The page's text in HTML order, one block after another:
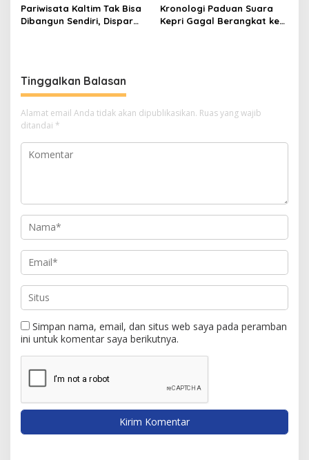
Pariwisata Kaltim Tak Bisa
Dibangun Sendiri, Dispar
Kronologi Paduan Suara
Kepri Gagal Berangkat ke
Tinggalkan Balasan
Alamat email Anda tidak akan dipublikasikan. Ruas yang wajib
ditandai *
Simpan nama, email, dan situs web saya pada peramban
ini untuk komentar saya berikutnya.